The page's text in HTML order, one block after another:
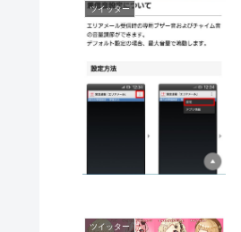
ツイッター
ツイッター